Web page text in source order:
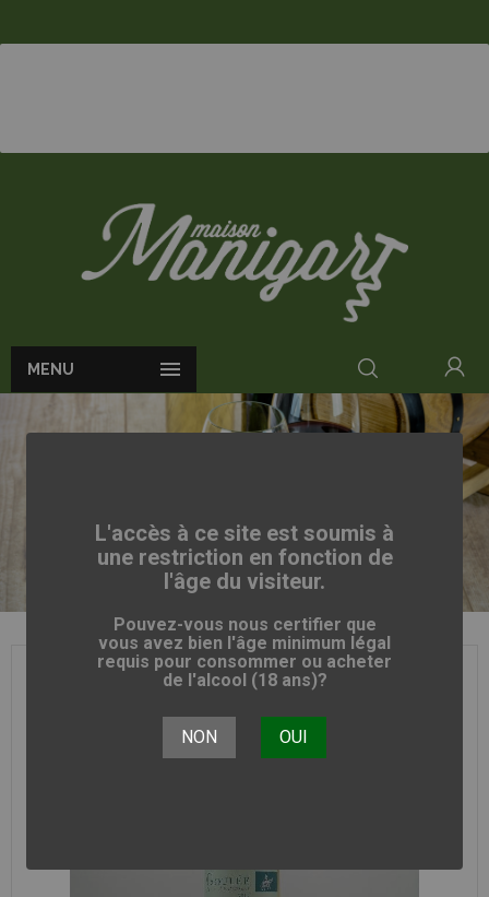
L'accès à ce site est soumis à
une restriction en fonction de
l'âge du visiteur.
Pouvez-vous nous certifier que
vous avez bien l'âge minimum légal
requis pour consommer ou acheter
de l'alcool (18 ans)?
NON OUI

MENU